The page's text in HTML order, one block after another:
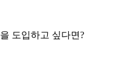
을 도입하고 싶다면?